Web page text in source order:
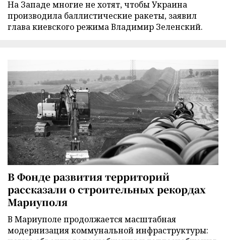
На Западе многие не хотят, чтобы Украина
производила баллистические ракеты, заявил
глава киевского режима Владимир Зеленский.
В Фонде развития территорий
рассказали о строительных рекордах
Мариуполя
В Мариуполе продолжается масштабная
модернизация коммунальной инфраструктуры: